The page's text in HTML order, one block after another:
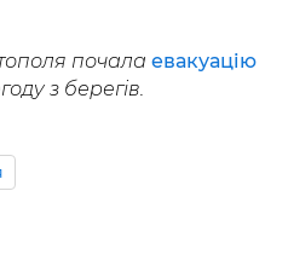
почала евакуацію
з берегів.